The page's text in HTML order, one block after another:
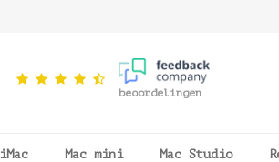
beoordelingen
iMac Mac mini Mac Studio